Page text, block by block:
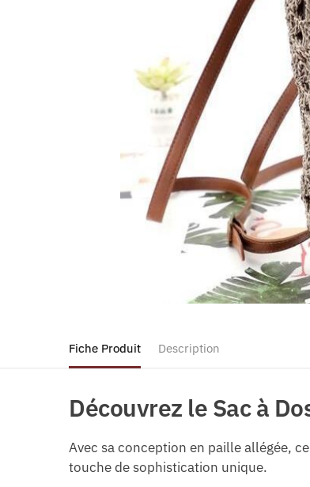
Fiche Produit Description
Découvrez le Sac à
Avec sa conception en paille allégée,
touche de sophistication unique.